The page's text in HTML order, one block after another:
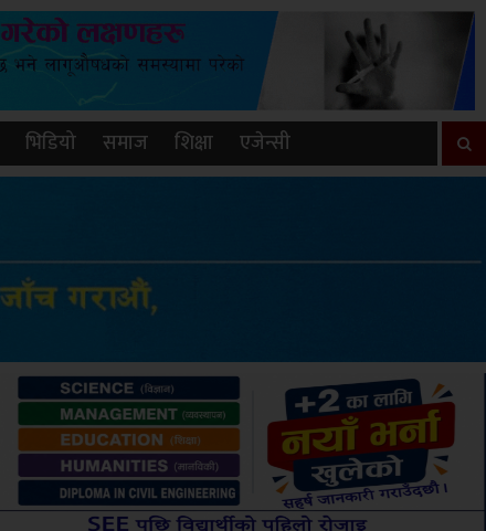
भिडियो समाज शिक्षा एजेन्सी